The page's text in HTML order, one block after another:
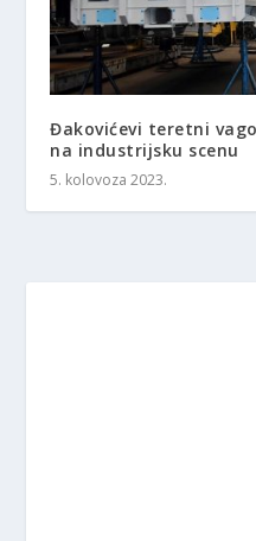
Đakovićevi teretni
na industrijsku scenu
5. kolovoza 2023.